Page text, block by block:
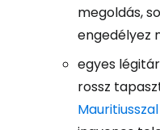
megoldás,
engedélyez
egyes
rossz
Mauritiusszal